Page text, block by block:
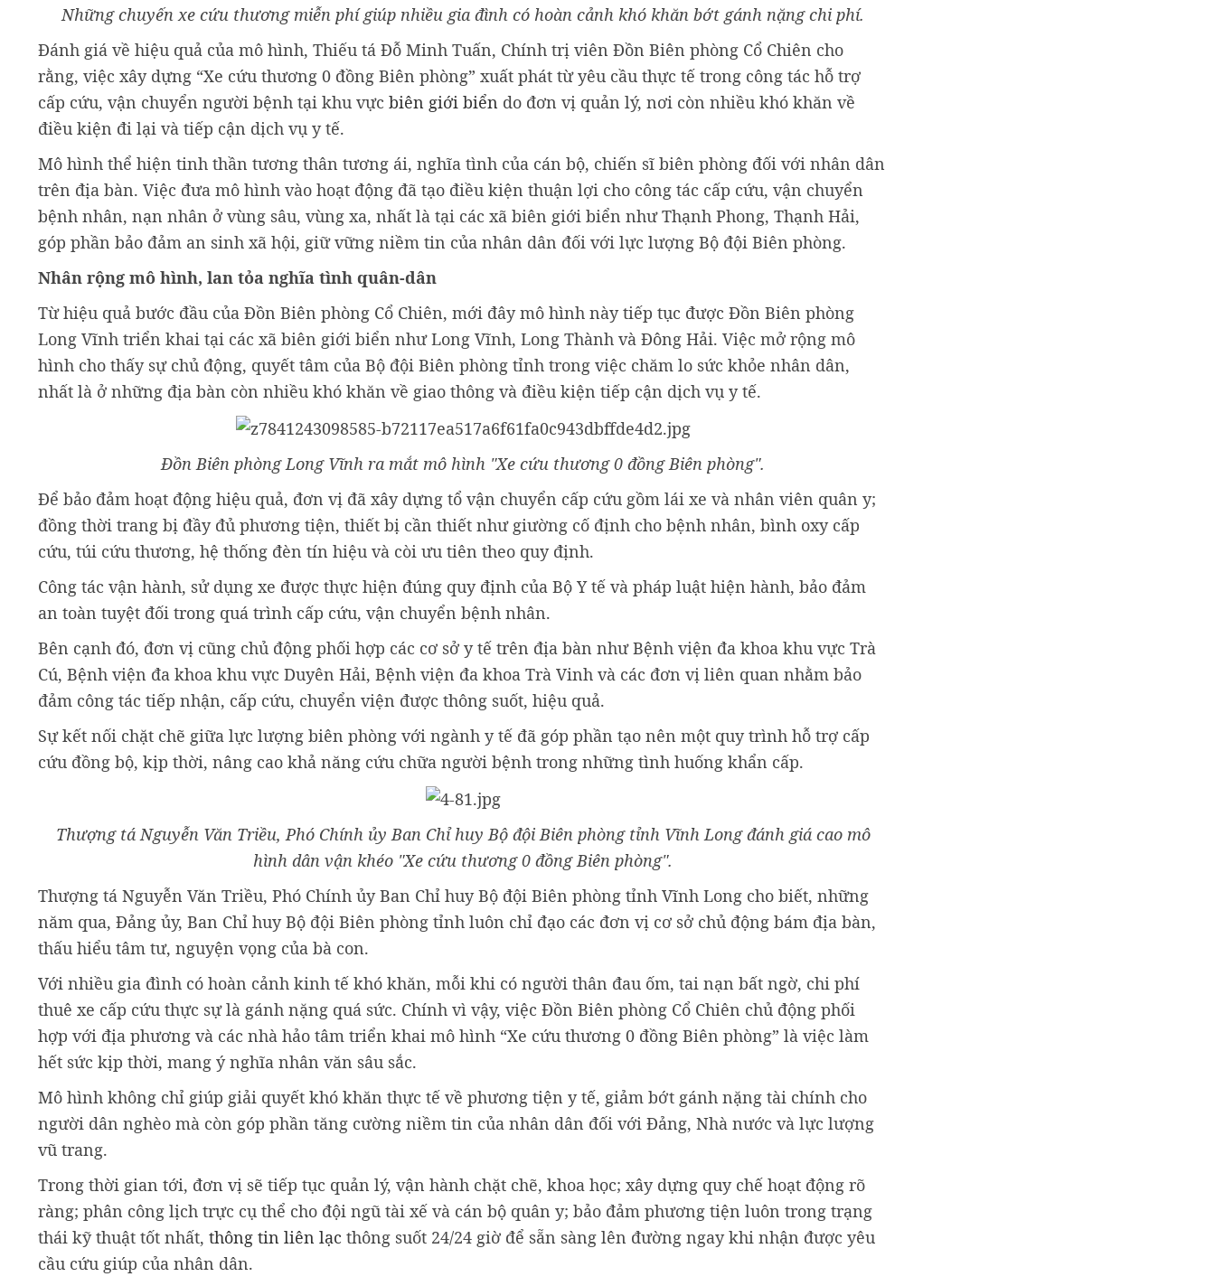
Những chuyến xe cứu thương miễn phí giúp nhiều gia đình có hoàn cảnh khó khăn bớt gánh nặng chi phí.
Đánh giá về hiệu quả của mô hình, Thiếu tá Đỗ Minh Tuấn, Chính trị viên Đồn Biên phòng Cổ Chiên cho
rằng, việc xây dựng “Xe cứu thương 0 đồng Biên phòng” xuất phát từ yêu cầu thực tế trong công tác hỗ trợ
cấp cứu, vận chuyển người bệnh tại khu vực biên giới biển do đơn vị quản lý, nơi còn nhiều khó khăn về
điều kiện đi lại và tiếp cận dịch vụ y tế.
Mô hình thể hiện tinh thần tương thân tương ái, nghĩa tình của cán bộ, chiến sĩ biên phòng đối với nhân dân
trên địa bàn. Việc đưa mô hình vào hoạt động đã tạo điều kiện thuận lợi cho công tác cấp cứu, vận chuyển
bệnh nhân, nạn nhân ở vùng sâu, vùng xa, nhất là tại các xã biên giới biển như Thạnh Phong, Thạnh Hải,
góp phần bảo đảm an sinh xã hội, giữ vững niềm tin của nhân dân đối với lực lượng Bộ đội Biên phòng.
Nhân rộng mô hình, lan tỏa nghĩa tình quân-dân
Từ hiệu quả bước đầu của Đồn Biên phòng Cổ Chiên, mới đây mô hình này tiếp tục được Đồn Biên phòng
Long Vĩnh triển khai tại các xã biên giới biển như Long Vĩnh, Long Thành và Đông Hải. Việc mở rộng mô
hình cho thấy sự chủ động, quyết tâm của Bộ đội Biên phòng tỉnh trong việc chăm lo sức khỏe nhân dân,
nhất là ở những địa bàn còn nhiều khó khăn về giao thông và điều kiện tiếp cận dịch vụ y tế.
Đồn Biên phòng Long Vĩnh ra mắt mô hình "Xe cứu thương 0 đồng Biên phòng".
Để bảo đảm hoạt động hiệu quả, đơn vị đã xây dựng tổ vận chuyển cấp cứu gồm lái xe và nhân viên quân y;
đồng thời trang bị đầy đủ phương tiện, thiết bị cần thiết như giường cố định cho bệnh nhân, bình oxy cấp
cứu, túi cứu thương, hệ thống đèn tín hiệu và còi ưu tiên theo quy định.
Công tác vận hành, sử dụng xe được thực hiện đúng quy định của Bộ Y tế và pháp luật hiện hành, bảo đảm
an toàn tuyệt đối trong quá trình cấp cứu, vận chuyển bệnh nhân.
Bên cạnh đó, đơn vị cũng chủ động phối hợp các cơ sở y tế trên địa bàn như Bệnh viện đa khoa khu vực Trà
Cú, Bệnh viện đa khoa khu vực Duyên Hải, Bệnh viện đa khoa Trà Vinh và các đơn vị liên quan nhằm bảo
đảm công tác tiếp nhận, cấp cứu, chuyển viện được thông suốt, hiệu quả.
Sự kết nối chặt chẽ giữa lực lượng biên phòng với ngành y tế đã góp phần tạo nên một quy trình hỗ trợ cấp
cứu đồng bộ, kịp thời, nâng cao khả năng cứu chữa người bệnh trong những tình huống khẩn cấp.
Thượng tá Nguyễn Văn Triều, Phó Chính ủy Ban Chỉ huy Bộ đội Biên phòng tỉnh Vĩnh Long đánh giá cao mô
hình dân vận khéo "Xe cứu thương 0 đồng Biên phòng".
Thượng tá Nguyễn Văn Triều, Phó Chính ủy Ban Chỉ huy Bộ đội Biên phòng tỉnh Vĩnh Long cho biết, những
năm qua, Đảng ủy, Ban Chỉ huy Bộ đội Biên phòng tỉnh luôn chỉ đạo các đơn vị cơ sở chủ động bám địa bàn,
thấu hiểu tâm tư, nguyện vọng của bà con.
Với nhiều gia đình có hoàn cảnh kinh tế khó khăn, mỗi khi có người thân đau ốm, tai nạn bất ngờ, chi phí
thuê xe cấp cứu thực sự là gánh nặng quá sức. Chính vì vậy, việc Đồn Biên phòng Cổ Chiên chủ động phối
hợp với địa phương và các nhà hảo tâm triển khai mô hình “Xe cứu thương 0 đồng Biên phòng” là việc làm
hết sức kịp thời, mang ý nghĩa nhân văn sâu sắc.
Mô hình không chỉ giúp giải quyết khó khăn thực tế về phương tiện y tế, giảm bớt gánh nặng tài chính cho
người dân nghèo mà còn góp phần tăng cường niềm tin của nhân dân đối với Đảng, Nhà nước và lực lượng
vũ trang.
Trong thời gian tới, đơn vị sẽ tiếp tục quản lý, vận hành chặt chẽ, khoa học; xây dựng quy chế hoạt động rõ
ràng; phân công lịch trực cụ thể cho đội ngũ tài xế và cán bộ quân y; bảo đảm phương tiện luôn trong trạng
thái kỹ thuật tốt nhất, thông tin liên lạc thông suốt 24/24 giờ để sẵn sàng lên đường ngay khi nhận được yêu
cầu cứu giúp của nhân dân.